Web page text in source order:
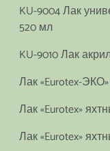
KU-9004 Лак
520 мл
KU-9010 Лак
Лак «Eurotex-
Лак «Eurotex»
Лак «Eurotex»